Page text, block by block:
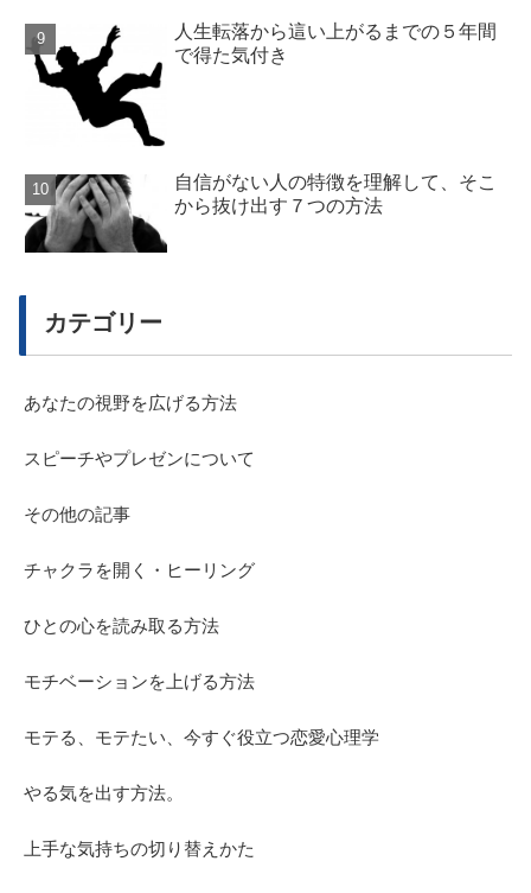
人生転落から這い上がるまでの５年間
で得た気付き
自信がない人の特徴を理解して、そこ
から抜け出す７つの方法
カテゴリー
あなたの視野を広げる方法
スピーチやプレゼンについて
その他の記事
チャクラを開く・ヒーリング
ひとの心を読み取る方法
モチベーションを上げる方法
モテる、モテたい、今すぐ役立つ恋愛心理学
やる気を出す方法。
上手な気持ちの切り替えかた